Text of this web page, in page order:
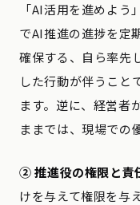
「AI活用を進めよ
でAI推進の進捗を定
確保する、自ら率先
した行動が伴うこと
ます。逆に、経営者
ままでは、現場での
② 推進役の権限と責
けを与えて権限を与